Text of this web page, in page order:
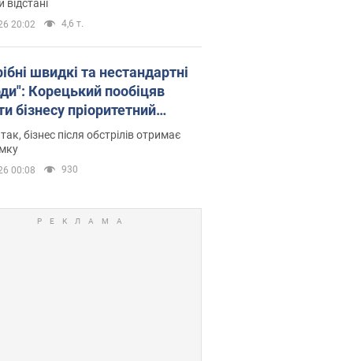
відстані
20:02 4,6 т.
швидкі та нестандартні
Корецький пообіцяв
бізнесу пріоритетний
до наявних складських
бізнес після обстрілів отримає
00:08 930